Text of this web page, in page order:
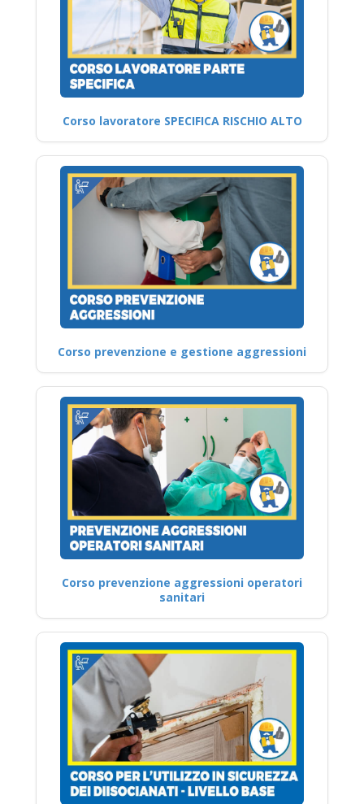
Corso lavoratore SPECIFICA RISCHIO ALTO
Corso prevenzione e gestione aggressioni
Corso prevenzione aggressioni operatori
sanitari